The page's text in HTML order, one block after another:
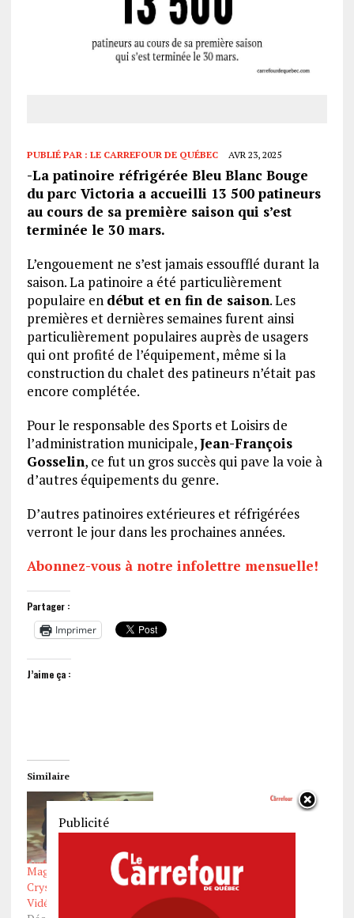
PUBLIÉ PAR : LE CARREFOUR DE QUÉBEC AVR 23, 2025
-La patinoire réfrigérée Bleu Blanc Bouge
du parc Victoria a accueilli 13 500 patineurs
au cours de sa première saison qui s’est
terminée le 30 mars.
L’engouement ne s’est jamais essoufflé durant la
saison. La patinoire a été particulièrement
populaire en début et en fin de saison. Les
premières et dernières semaines furent ainsi
particulièrement populaires auprès de usagers
qui ont profité de l’équipement, même si la
construction du chalet des patineurs n’était pas
encore complétée.
Pour le responsable des Sports et Loisirs de
l’administration municipale,Jean-François
Gosselin, ce fut un gros succès qui pave la voie à
d’autres équipements du genre.
D’autres patinoires extérieures et réfrigérées
verront le jour dans les prochaines années.
Abonnez-vous à notre infolettre mensuelle!
Partager :
Imprimer
J’aime ça :
Similaire
Magie et poésie avec
Crystal au Centre
Vidéotron
Le chiffre du jour: 7
patineurs
Fév 5, 2026
Publicité